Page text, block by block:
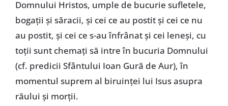
Domnului Hristos, umple de bucurie sufletele,
bogații și săracii, și cei ce au postit și cei ce nu
au postit, și cei ce s-au înfrânat și cei leneși, cu
toții sunt chemați să intre în bucuria Domnului
(cf. predicii Sfântului Ioan Gură de Aur), în
momentul suprem al biruinței lui Isus asupra
răului și morții.